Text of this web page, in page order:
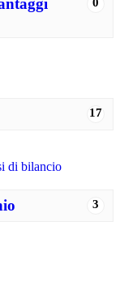
17
di bilancio
3